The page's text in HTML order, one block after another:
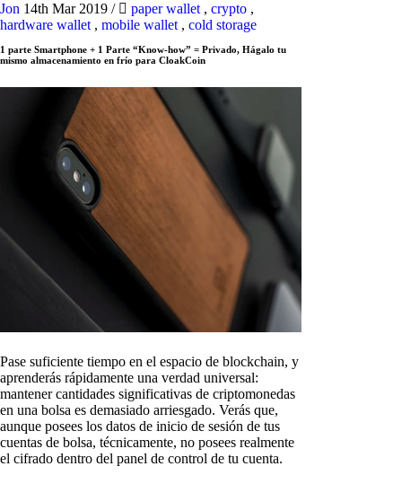
Jon 14th Mar 2019 / paper wallet , crypto ,
hardware wallet , mobile wallet , cold storage
1 parte Smartphone + 1 Parte “Know-how” = Privado, Hágalo tu
mismo almacenamiento en frío para CloakCoin
Pase suficiente tiempo en el espacio de blockchain, y
aprenderás rápidamente una verdad universal:
mantener cantidades significativas de criptomonedas
en una bolsa es demasiado arriesgado. Verás que,
aunque posees los datos de inicio de sesión de tus
cuentas de bolsa, técnicamente, no posees realmente
el cifrado dentro del panel de control de tu cuenta.